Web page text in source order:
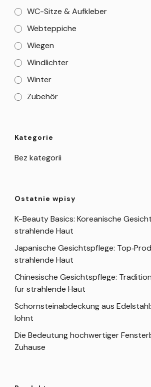
WC-Sitze & Aufkleber
Webteppiche
Wiegen
Windlichter
Winter
Zubehör
Kategorie
Bez kategorii
Ostatnie wpisy
K-Beauty Basics: Koreanische
strahlende Haut
Japanische Gesichtspflege:
strahlende Haut
Chinesische Gesichtspflege:
für strahlende Haut
Schornsteinabdeckung aus
lohnt
Die Bedeutung hochwertiger
Zuhause